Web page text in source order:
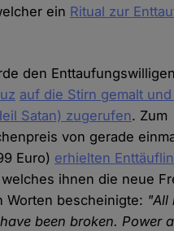
ein Ritual zur
den
auf die Stirn gemalt
Satan) zugerufen. Zum
von gerade
Euro) erhielten
ihnen die neue
Worten bescheinigte: "All
been broken. Power